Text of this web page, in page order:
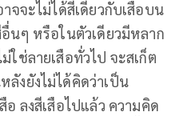
จจะไม่ได้สีเดียวกับเสือบน
นๆ หรือในตัวเดียวมีหลาก
ใช่ลายเสือทั่วไป จะสเก็ต
งยังไม่ได้คิดว่าเป็น
อ ลงสีเสือไปแล้ว ความคิด